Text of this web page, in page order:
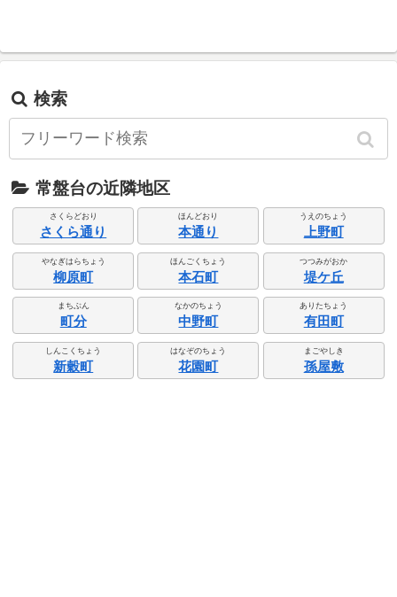
検索
常盤台の近隣地区
さくらどおり
さくら通り
ほんどおり
本通り
うえのちょう
上野町
やなぎはらちょう
柳原町
ほんごくちょう
本石町
つつみがおか
堤ケ丘
まちぶん
町分
なかのちょう
中野町
ありたちょう
有田町
しんこくちょう
新穀町
はなぞのちょう
花園町
まごやしき
孫屋敷